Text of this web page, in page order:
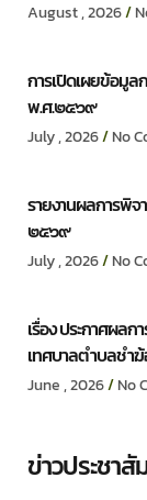
August , 2026
การเปิดเผยข้อมูล
พ.ศ.๒๕๖๙
July , 2026 No
รายงานผลการพิ
๒๕๖๙
July , 2026 No
เรื่อง ประกาศผลก
เทศบาลตำบลชำ
June , 2026 No
ข่าวประชา